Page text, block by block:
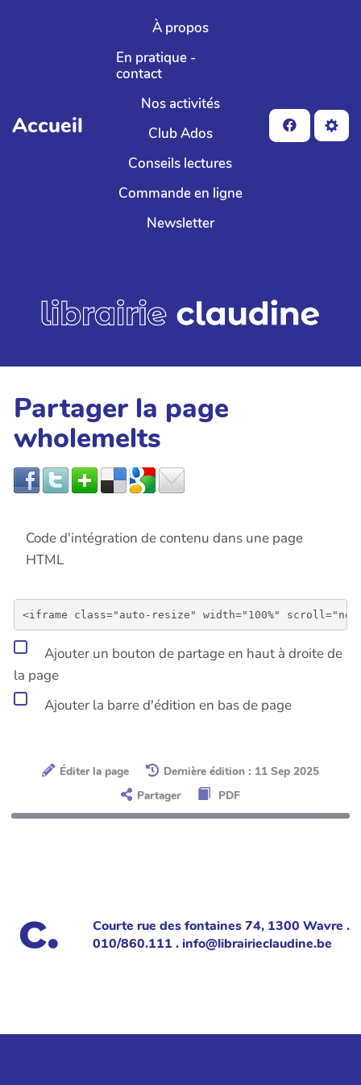
Aller au contenu principal
Accueil
À propos
En pratique -
contact
Nos activités
Club Ados
Conseils lectures
Commande en ligne
Newsletter
Partager la page
wholemelts
Code d'intégration de contenu dans une page
HTML
Ajouter un bouton de partage en haut à droite de
la page
Ajouter la barre d'édition en bas de page
Éditer la page
Dernière édition : 11 Sep 2025
Partager
PDF
Courte rue des fontaines 74, 1300 Wavre .
010/860.111 . info@librairieclaudine.be